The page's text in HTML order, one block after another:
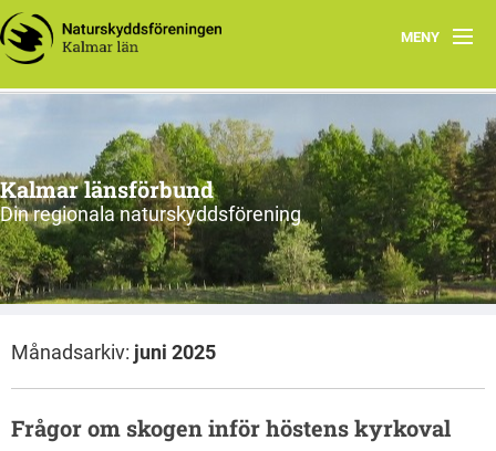
MENY
Hem
Om oss och vår förening
Styrelsen 2026
Protokoll
Natur i Kalmar län
Kalmar länsförbund
Din regionala naturskyddsförening
Månadsarkiv: juni 2025
Frågor om skogen inför höstens kyrkoval